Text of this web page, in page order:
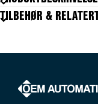
Diameter maks
Diameter min
Leder min.
TILBEHØR &